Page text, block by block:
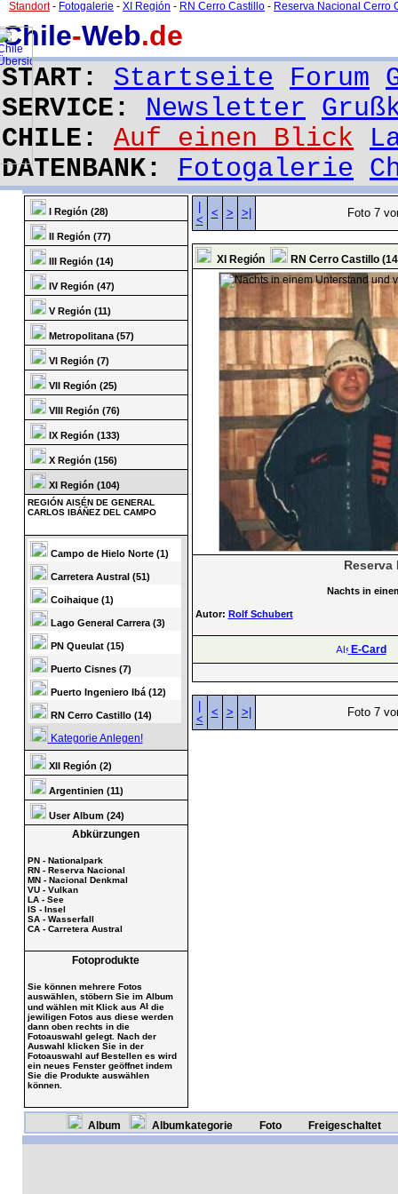
Chile-Web.de
START: Startseite Forum
SERVICE: Newsletter
CHILE: Auf einen Blick
DATENBANK: Fotogalerie
Standort- Fotogalerie - XI Región - RN Cerro Castillo - Reserva Nacional Cerro
I Región (28)
II Región (77)
III Región (14)
IV Región (47)
V Región (11)
Metropolitana (57)
VI Región (7)
VII Región (25)
VIII Región (76)
IX Región (133)
X Región (156)
XI Región (104)
REGIÓN AISÉN DE GENERAL
CARLOS IBÁÑEZ DEL CAMPO
Campo de Hielo Norte (1)
Carretera Austral (51)
Coihaique (1)
Lago General Carrera (3)
PN Queulat (15)
Puerto Cisnes (7)
Puerto Ingeniero Ibá (12)
RN Cerro Castillo (14)
Kategorie Anlegen!
XII Región (2)
Argentinien (11)
User Album (24)
Abkürzungen
PN - Nationalpark
RN - Reserva Nacional
MN - Nacional Denkmal
VU - Vulkan
LA - See
IS - Insel
SA - Wasserfall
CA - Carretera Austral
Fotoprodukte
Sie können mehrere Fotos
auswählen, stöbern Sie im Album
und wählen mit Klick aus
die
jewiligen Fotos aus diese werden
dann oben rechts in die
Fotoauswahl gelegt. Nach der
Auswahl klicken Sie in der
Fotoauswahl auf Bestellen es wird
ein neues Fenster geöffnet indem
Sie die Produkte auswählen
können.
<
< > >| Foto 7
XI Región RN Cerro Castillo
Reserva
Nachts in
Autor: Rolf Schubert
E-Card
<
< > >| Foto 7
Album Albumkategorie Foto Freigeschaltet